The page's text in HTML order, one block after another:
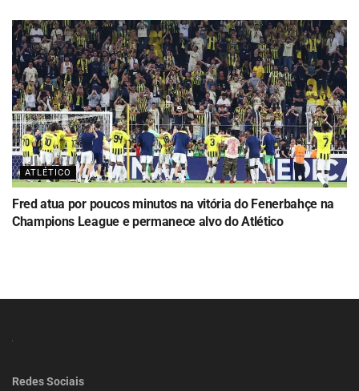
ATLÉTICO
Fred atua por poucos minutos na vitória do Fenerbahçe na
Champions League e permanece alvo do Atlético
Redes Sociais